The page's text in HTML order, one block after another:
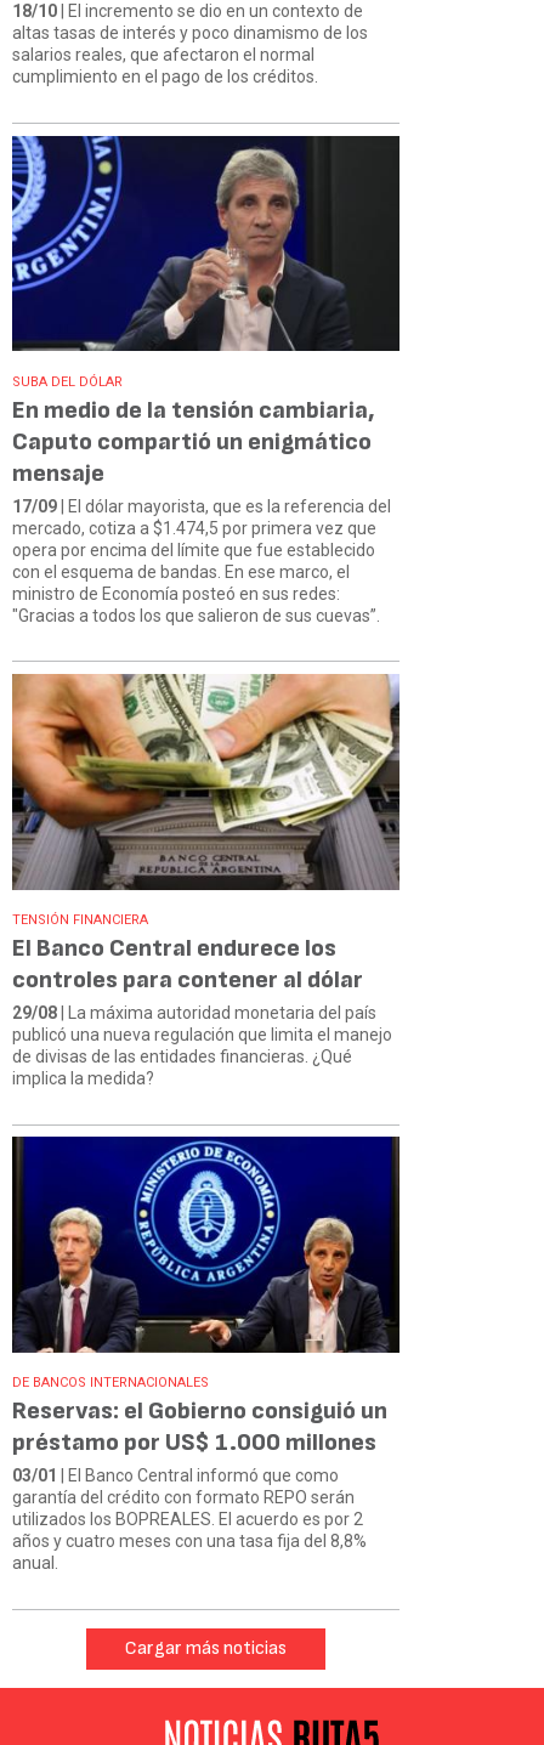
18/10 | El incremento se dio en un contexto de
altas tasas de interés y poco dinamismo de los
salarios reales, que afectaron el normal
cumplimiento en el pago de los créditos.
SUBA DEL DÓLAR
En medio de la tensión cambiaria,
Caputo compartió un enigmático
mensaje
17/09| El dólar mayorista, que es la referencia del
mercado, cotiza a $1.474,5 por primera vez que
opera por encima del límite que fue establecido
con el esquema de bandas. En ese marco, el
ministro de Economía posteó en sus redes:
"Gracias a todos los que salieron de sus cuevas”.
TENSIÓN FINANCIERA
El Banco Central endurece los
controles para contener al dólar
29/08 | La máxima autoridad monetaria del país
publicó una nueva regulación que limita el manejo
de divisas de las entidades financieras. ¿Qué
implica la medida?
DE BANCOS INTERNACIONALES
Reservas: el Gobierno consiguió un
préstamo por US$ 1.000 millones
03/01
| El Banco Central informó que como
garantía del crédito con formato REPO serán
utilizados los BOPREALES. El acuerdo es por 2
años y cuatro meses con una tasa fija del 8,8%
anual.
Cargar más noticias